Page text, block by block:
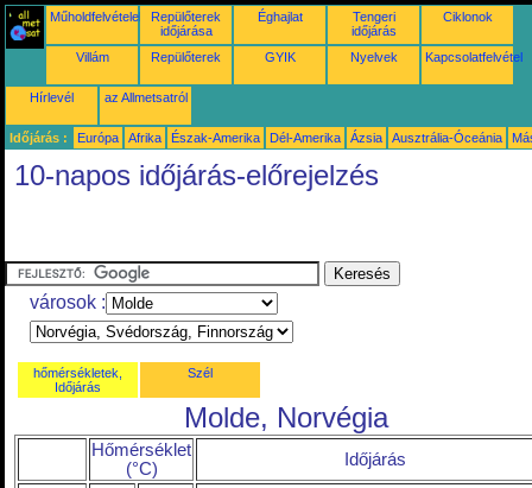
Műholdfelvételek
Repülőterek
időjárása
Éghajlat
Tengeri
időjárás
Ciklonok
Villám Repülőterek GYIK Nyelvek Kapcsolatfelvétel
Hírlevél az Allmetsatról
Időjárás : Európa Afrika Észak-Amerika Dél-Amerika Ázsia Ausztrália-Óceánia
10-napos időjárás-előrejelzés
városok :
hőmérsékletek,
Időjárás
Szél
Molde, Norvégia
Hőmérséklet
(°C)
Időjárás